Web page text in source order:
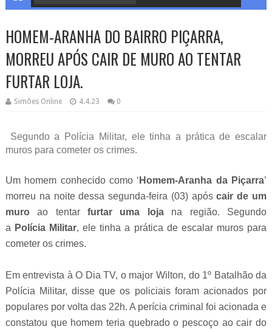
HOMEM-ARANHA DO BAIRRO PIÇARRA,
MORREU APÓS CAIR DE MURO AO TENTAR
FURTAR LOJA.
Simões Online 4.4.23 0
Segundo a Polícia Militar, ele tinha a prática de escalar
muros para cometer os crimes.
Um homem conhecido como ‘ Homem-Aranha da Piçarra’
morreu na noite dessa segunda-feira (03) apóscair de um
muroao tentarfurtar uma lojana região. Segundo
a Polícia Militar, ele tinha a prática de escalar muros para
cometer os crimes.
Em entrevista à O Dia TV, o major Wilton, do 1º Batalhão da
Polícia Militar, disse que os policiais foram acionados por
populares por volta das 22h. A perícia criminal foi acionada e
constatou que homem teria quebrado o pescoço ao cair do